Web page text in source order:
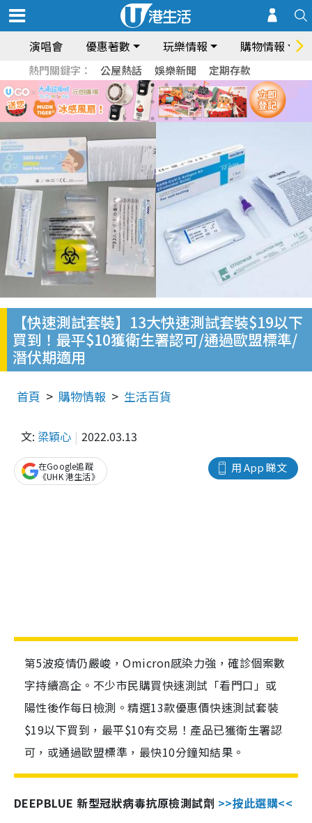
演唱會 優惠著數 玩樂情報 購物情報
熱門關鍵字： 公屋熱話 娛樂新聞 定期存款
【快速測試套裝】13大快速測試套裝$19以下
買到！最平$10獲衛生署認可/通過歐盟標準/
潛伏期適用
首頁 購物情報 生活百貨
文: 梁穎心 2022.03.13
用 App 睇文
在Google追蹤
《UHK 港生活》
第5波疫情仍嚴峻，Omicron感染力強，確診個案數
字持續高企。不少市民購買快速測試「看門口」或
陽性後作每日檢測。精選13款優惠價快速測試套裝
$19以下買到，最平$10有交易！產品已獲衛生署認
可，或通過歐盟標準，最快10分鐘知結果。
DEEPBLUE 新型冠狀病毒抗原檢測試劑 >>按此選購<<